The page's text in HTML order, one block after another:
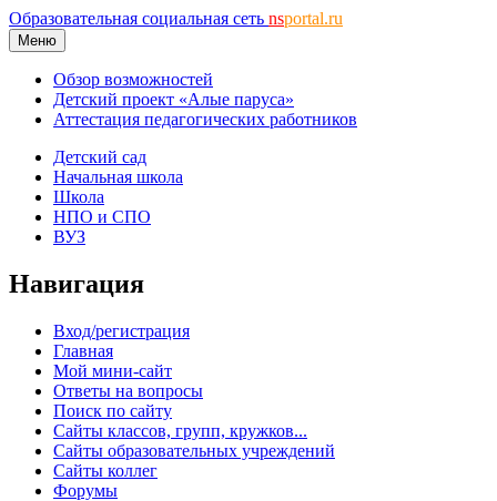
Образовательная социальная сеть nsportal.ru
Меню
Обзор возможностей
Детский проект «Алые паруса»
Аттестация педагогических работников
Детский сад
Начальная школа
Школа
НПО и СПО
ВУЗ
Навигация
Вход/регистрация
Главная
Мой мини-сайт
Ответы на вопросы
Поиск по сайту
Сайты классов, групп, кружков...
Сайты образовательных учреждений
Сайты коллег
Форумы